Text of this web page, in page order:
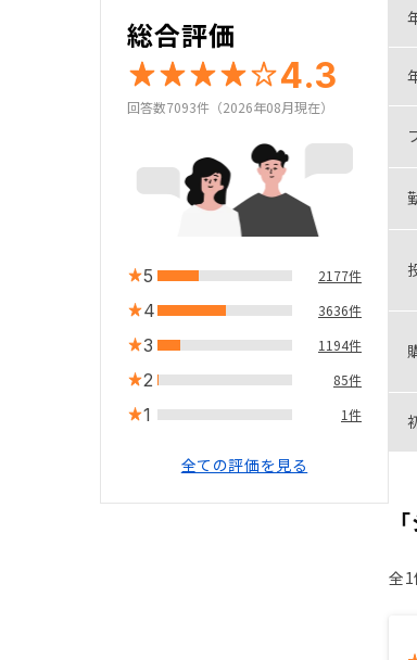
総合評価
4.3
回答数7093件（2026年08月現在）
5 2177件
4 3636件
3 1194件
2 85件
1 1件
全ての評価を見る
全